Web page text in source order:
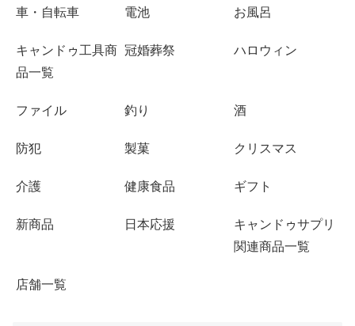
車・自転車 電池 お風呂
キャンドゥ工具商
品一覧
冠婚葬祭 ハロウィン
ファイル 釣り 酒
防犯 製菓 クリスマス
介護 健康食品 ギフト
新商品 日本応援
キャンドゥサプリ
関連商品一覧
店舗一覧